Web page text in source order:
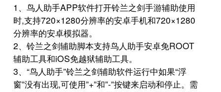
1、鸟人助手APP软件打开铃兰之剑手游辅助使用
时,支持720×1280分辨率的安卓手机和720×1280
分辨率的安卓模拟器。
2、铃兰之剑辅助脚本支持鸟人助手安卓免ROOT
辅助工具和iOS免越狱辅助工具。
3、“鸟人助手”铃兰之剑辅助软件运行中如果“浮
窗”没有出现,可使用”+”和”-”按键来启动和停止。需